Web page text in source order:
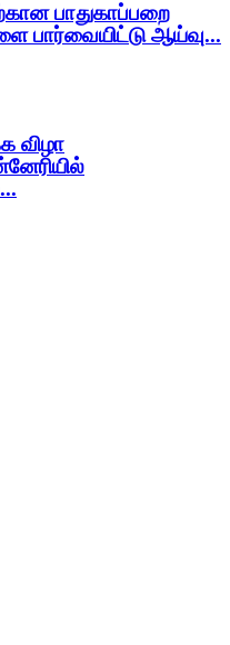
பாதுகாப்பறை
பார்வையிட்டு ஆய்வு...
விழா